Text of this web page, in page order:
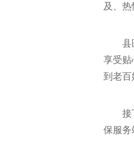
及、
县
享受贴
到老百
接
保服务